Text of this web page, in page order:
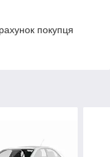
покупця